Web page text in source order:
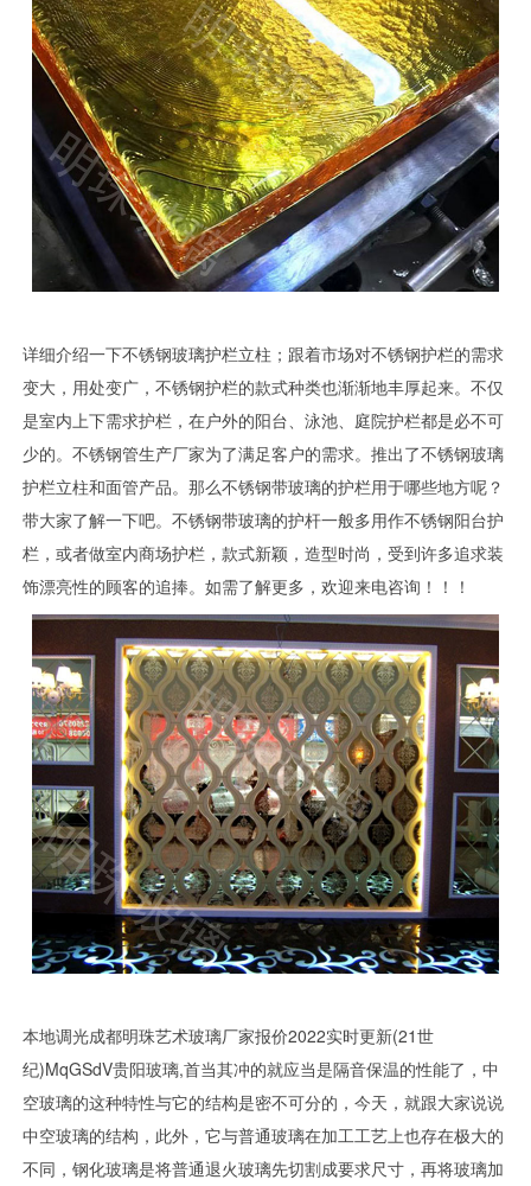
详细介绍一下不锈钢玻璃护栏立柱；跟着市场对不锈钢护栏的需求
变大，用处变广，不锈钢护栏的款式种类也渐渐地丰厚起来。不仅
是室内上下需求护栏，在户外的阳台、泳池、庭院护栏都是必不可
少的。不锈钢管生产厂家为了满足客户的需求。推出了不锈钢玻璃
护栏立柱和面管产品。那么不锈钢带玻璃的护栏用于哪些地方呢？
带大家了解一下吧。不锈钢带玻璃的护杆一般多用作不锈钢阳台护
栏，或者做室内商场护栏，款式新颖，造型时尚，受到许多追求装
饰漂亮性的顾客的追捧。如需了解更多，欢迎来电咨询！！！
本地调光成都明珠艺术玻璃厂家报价2022实时更新(21世
纪)MqGSdV贵阳玻璃,首当其冲的就应当是隔音保温的性能了，中
空玻璃的这种特性与它的结构是密不可分的，今天，就跟大家说说
中空玻璃的结构，此外，它与普通玻璃在加工工艺上也存在极大的
不同，钢化玻璃是将普通退火玻璃先切割成要求尺寸，再将玻璃加